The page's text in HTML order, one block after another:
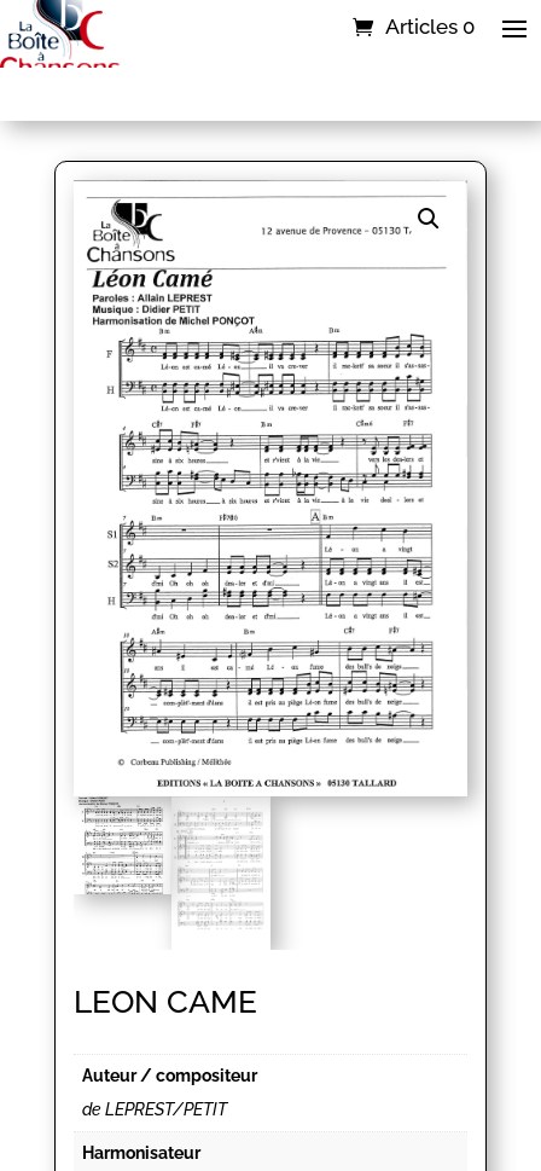
Articles 0
LEON CAME
Auteur / compositeur
de LEPREST/PETIT
Harmonisateur